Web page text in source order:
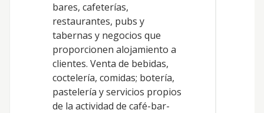
bares, cafeterías,
restaurantes, pubs y
tabernas y negocios que
proporcionen alojamiento a
clientes. Venta de bebidas,
coctelería, comidas; botería,
pastelería y servicios propios
de la actividad de café-bar-